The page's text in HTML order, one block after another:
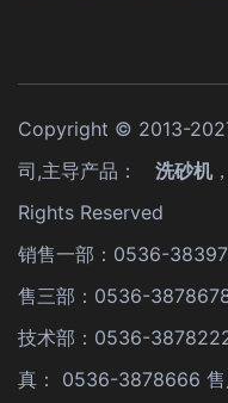
Copyright © 2013-
司,主导产品：
洗砂机，
Rights Reserved
销售一部：0536-
售三部：0536-
技术部：0536-
真： 0536-3878666